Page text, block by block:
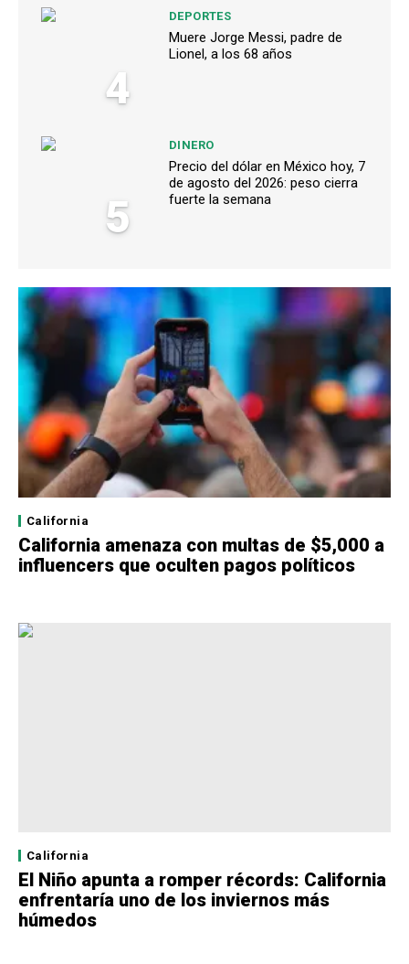
4
DEPORTES
Muere Jorge Messi, padre de
Lionel, a los 68 años
5
DINERO
Precio del dólar en México hoy, 7
de agosto del 2026: peso cierra
fuerte la semana
California
California amenaza con multas de $5,000 a
influencers que oculten pagos políticos
California
El Niño apunta a romper récords: California
enfrentaría uno de los inviernos más
húmedos